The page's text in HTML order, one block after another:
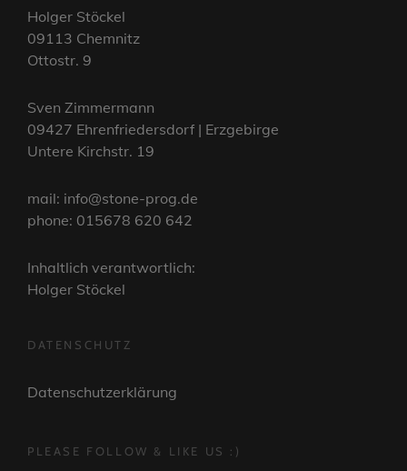
Holger Stöckel
09113 Chemnitz
Ottostr. 9
Sven Zimmermann
09427 Ehrenfriedersdorf | Erzgebirge
Untere Kirchstr. 19
mail: info@stone-prog.de
phone: 015678 620 642
Inhaltlich verantwortlich:
Holger Stöckel
DATENSCHUTZ
Datenschutzerklärung
PLEASE FOLLOW & LIKE US :)